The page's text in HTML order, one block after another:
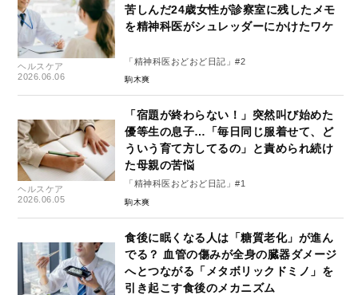
ヘルスケア
2026.06.06
苦しんだ24歳女性が診察室に残したメモ
を精神科医がシュレッダーにかけたワケ
「精神科医おどおど日記」#2
駒木爽
ヘルスケア
2026.06.05
「宿題が終わらない！」突然叫び始めた
優等生の息子…「毎日同じ服着せて、ど
ういう育て方してるの」と責められ続け
た母親の苦悩
「精神科医おどおど日記」#1
駒木爽
食後に眠くなる人は「糖質老化」が進ん
でる？ 血管の傷みが全身の臓器ダメージ
へとつながる「メタボリックドミノ」を
引き起こす食後のメカニズム